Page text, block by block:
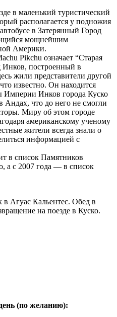
в маленький туристический
располагается у подножия
в Затерянный Город
мощнейшим
Америки.
Pikchu означает “Старая
построенный в
жили представители другой
известно. Он находится
Империи Инков города Куско
Андах, что до него не смогли
Миру об этом городе
американскому ученому
жители всегда знали о
информацией с
в список Памятников
а с 2007 года — в список
Агуас Кальентес. Oбед в
на поезде в Куско.
(по желанию):